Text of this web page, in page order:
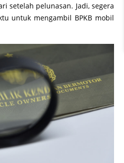
setelah pelunasan. Jadi, segera
untuk mengambil BPKB mobil